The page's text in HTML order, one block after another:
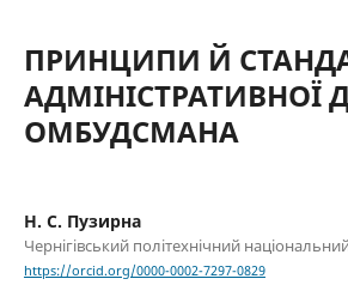
ПРИНЦИПИ Й
АДМІНІСТРАТИВНОЇ
ОМБУДСМАНА
Н. С. Пузирна
Чернігівський політехнічний
https://orcid.org/0000-0002-7297-0829